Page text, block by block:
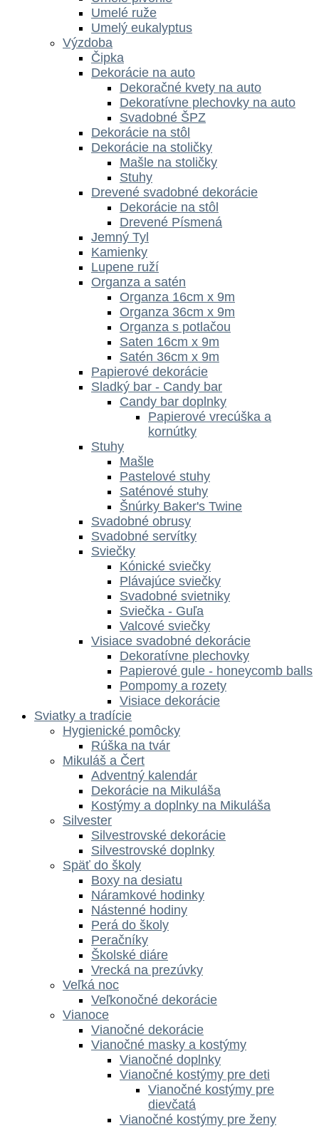
Umelé ruže
Umelý eukalyptus
Výzdoba
Čipka
Dekorácie na auto
Dekoračné kvety na auto
Dekoratívne plechovky na auto
Svadobné ŠPZ
Dekorácie na stôl
Dekorácie na stoličky
Mašle na stoličky
Stuhy
Drevené svadobné dekorácie
Dekorácie na stôl
Drevené Písmená
Jemný Tyl
Kamienky
Lupene ruží
Organza a satén
Organza 16cm x 9m
Organza 36cm x 9m
Organza s potlačou
Saten 16cm x 9m
Satén 36cm x 9m
Papierové dekorácie
Sladký bar - Candy bar
Candy bar doplnky
Papierové vrecúška a
kornútky
Stuhy
Mašle
Pastelové stuhy
Saténové stuhy
Šnúrky Baker's Twine
Svadobné obrusy
Svadobné servítky
Sviečky
Kónické sviečky
Plávajúce sviečky
Svadobné svietniky
Sviečka - Guľa
Valcové sviečky
Visiace svadobné dekorácie
Dekoratívne plechovky
Papierové gule - honeycomb balls
Pompomy a rozety
Visiace dekorácie
Sviatky a tradície
Hygienické pomôcky
Rúška na tvár
Mikuláš a Čert
Adventný kalendár
Dekorácie na Mikuláša
Kostýmy a doplnky na Mikuláša
Silvester
Silvestrovské dekorácie
Silvestrovské doplnky
Späť do školy
Boxy na desiatu
Náramkové hodinky
Nástenné hodiny
Perá do školy
Peračníky
Školské diáre
Vrecká na prezúvky
Veľká noc
Veľkonočné dekorácie
Vianoce
Vianočné dekorácie
Vianočné masky a kostýmy
Vianočné doplnky
Vianočné kostýmy pre deti
Vianočné kostýmy pre
dievčatá
Vianočné kostýmy pre ženy